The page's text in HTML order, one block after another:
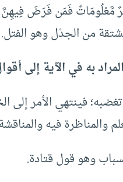
مَّعْلُومَاتٌ فَمَن فَرَضَ
من الجدْل وهو
به في الآية إلى
فينتهي الأمر إلى
والمناظرة فيه
وهو قول قتادة.